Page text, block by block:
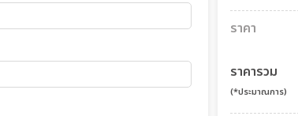
ราคา
ราคารวม
(*ประมาณการ)